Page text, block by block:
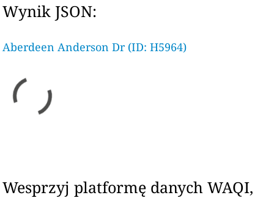
Wynik JSON:
Aberdeen Anderson Dr (ID: H5964)
Wesprzyj platformę danych WAQI,